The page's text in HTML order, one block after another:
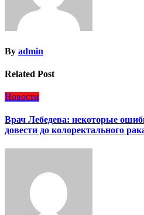
By admin
Related Post
Новости
Врач Лебедева: некоторые
довести до колоректального